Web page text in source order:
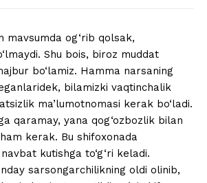
mavsumda og‘rib qolsak,
Shu bois, biroz muddat
bo‘lamiz. Hamma narsaning
bilamizki vaqtinchalik
ma’lumotnomasi kerak bo‘ladi.
qaramay, yana qog‘ozbozlik bilan
kerak. Bu shifoxonada
kutishga to‘g‘ri keladi.
sarsongarchilikning oldi olinib,